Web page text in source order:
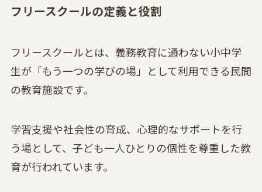
フリースクールの定義と役割
フリースクールとは、義務教育に通わない小中学
生が「もう一つの学びの場」として利用できる民間
の教育施設です。
学習支援や社会性の育成、心理的なサポートを行
う場として、子ども一人ひとりの個性を尊重した教
育が行われています。